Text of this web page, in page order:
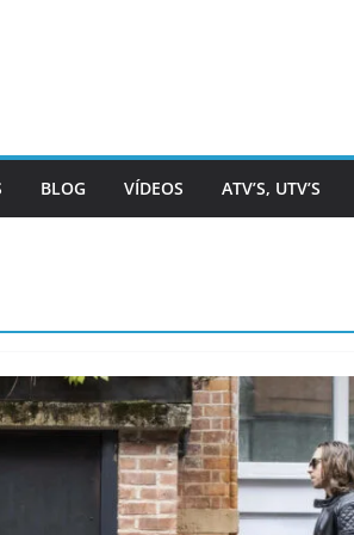
BLOG VÍDEOS ATV’S, UTV’S